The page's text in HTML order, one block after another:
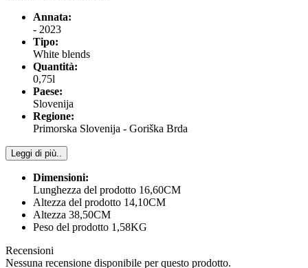
Annata:
- 2023
Tipo:
White blends
Quantità:
0,75l
Paese:
Slovenija
Regione:
Primorska Slovenija - Goriška Brda
Leggi di più..
Dimensioni:
Lunghezza del prodotto 16,60CM
Altezza del prodotto 14,10CM
Altezza 38,50CM
Peso del prodotto 1,58KG
Recensioni
Nessuna recensione disponibile per questo prodotto.